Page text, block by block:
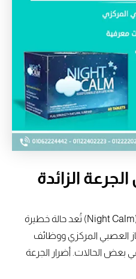
الزائدة
(Night Calm) تُعد حالة خطيرة
العصبي المركزي ووظائف
بعض الحالات. أضرار الجرعة